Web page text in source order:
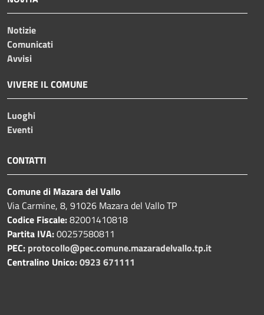
Notizie
Comunicati
Avvisi
VIVERE IL COMUNE
Luoghi
Eventi
CONTATTI
Comune di Mazara del Vallo
Via Carmine, 8, 91026 Mazara del Vallo TP
Codice Fiscale:82001410818
Partita IVA:00257580811
PEC: protocollo@pec.comune.mazaradelvallo.tp.it
Centralino Unico:0923 671111